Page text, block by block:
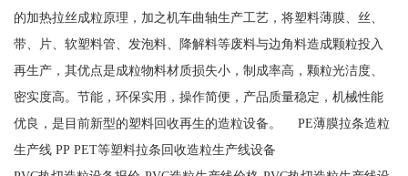
的加热拉丝成粒原理，加之机车曲轴生产工艺，将塑料薄膜、丝、
带、片、软塑料管、发泡料、降解料等废料与边角料造成颗粒投入
再生产，其优点是成粒物料材质损失小，制成率高，颗粒光洁度、
密实度高。节能，环保实用，操作简便，产品质量稳定，机械性能
优良，是目前新型的塑料回收再生的造粒设备。 PE薄膜拉条造粒
生产线 PP PET等塑料拉条回收造粒生产线设备